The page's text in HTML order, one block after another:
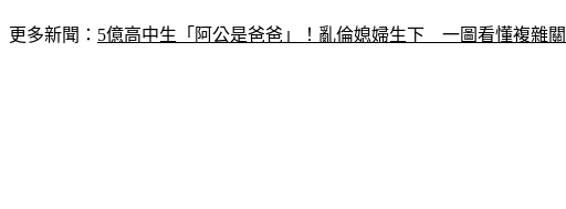
更多新聞： 5億高中生「阿公是爸爸」！亂倫媳婦生下　一圖看懂複雜